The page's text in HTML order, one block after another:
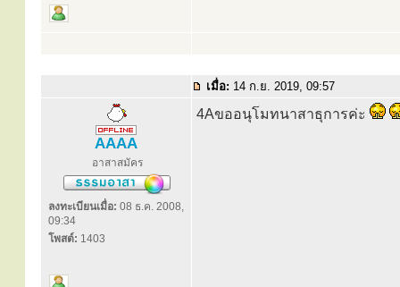
เมื่อ: 14 ก.ย. 2019, 09:57
AAAA
อาสาสมัคร
ลงทะเบียนเมื่อ: 08 ธ.ค. 2008,
09:34
โพสต์: 1403
4Aขออนุโมทนาสาธุการค่ะ